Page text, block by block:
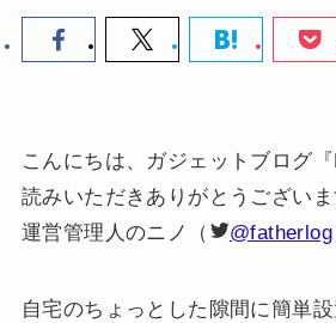
こんにちは、ガジェットブログ
読みいただきありがとうございま
運営管理人のニノ（
@fatherlog
自宅のちょっとした隙間に簡単